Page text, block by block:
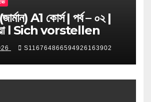
A1 কোর্স | পর্ব – ০২ |
l Sich vorstellen
S116764866594926163902